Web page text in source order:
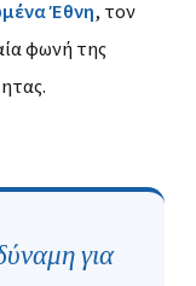
Έθνη, τον
φωνή της
για